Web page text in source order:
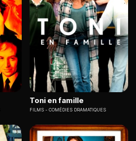
Toni en famille
FILMS COMÉDIES DRAMATIQUES